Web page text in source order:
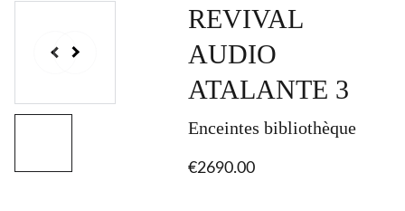
REVIVAL
AUDIO
ATALANTE 3
Enceintes bibliothèque
€2690.00